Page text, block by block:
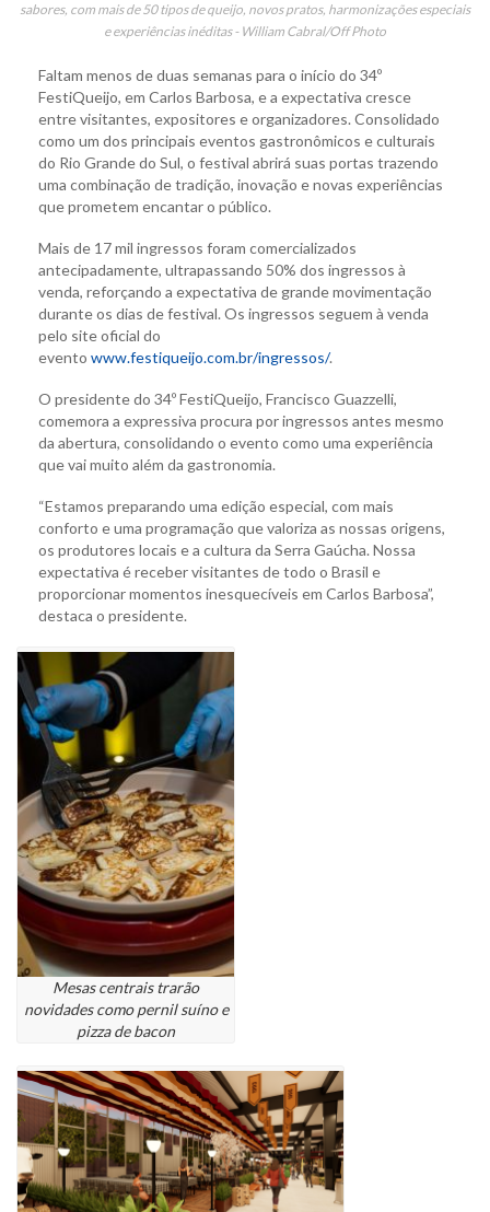
sabores, com mais de 50 tipos de queijo, novos pratos, harmonizações especiais
e experiências inéditas - William Cabral/Off Photo
Faltam menos de duas semanas para o início do 34º
FestiQueijo, em Carlos Barbosa, e a expectativa cresce
entre visitantes, expositores e organizadores. Consolidado
como um dos principais eventos gastronômicos e culturais
do Rio Grande do Sul, o festival abrirá suas portas trazendo
uma combinação de tradição, inovação e novas experiências
que prometem encantar o público.
Mais de 17 mil ingressos foram comercializados
antecipadamente, ultrapassando 50% dos ingressos à
venda, reforçando a expectativa de grande movimentação
durante os dias de festival. Os ingressos seguem à venda
pelo site oficial do
evento www.festiqueijo.com.br/ingressos/.
O presidente do 34º FestiQueijo, Francisco Guazzelli,
comemora a expressiva procura por ingressos antes mesmo
da abertura, consolidando o evento como uma experiência
que vai muito além da gastronomia.
“Estamos preparando uma edição especial, com mais
conforto e uma programação que valoriza as nossas origens,
os produtores locais e a cultura da Serra Gaúcha. Nossa
expectativa é receber visitantes de todo o Brasil e
proporcionar momentos inesquecíveis em Carlos Barbosa”,
destaca o presidente.
Mesas centrais trarão
novidades como pernil suíno e
pizza de bacon